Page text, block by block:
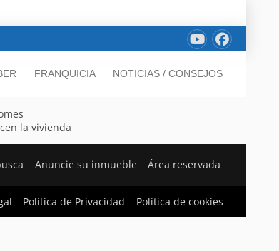
FRANQUICIA NOTICIAS / CONSEJOS
la vivienda
Anuncie su inmueble Área reservada
Política de Privacidad Política de cookies